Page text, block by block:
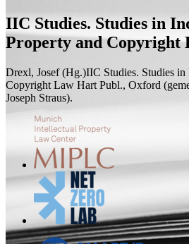
IIC Studies. Studies in
Property and Copyright
Drexl, Josef (Hg.)IIC Studies. Studies
Copyright Law Hart Publ., Oxford (
Joseph Straus).